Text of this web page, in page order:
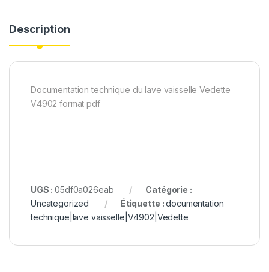
Description
Documentation technique du lave vaisselle Vedette
V4902 format pdf
UGS :05df0a026eab
Catégorie :
Uncategorized
Étiquette :documentation
technique|lave vaisselle|V4902|Vedette